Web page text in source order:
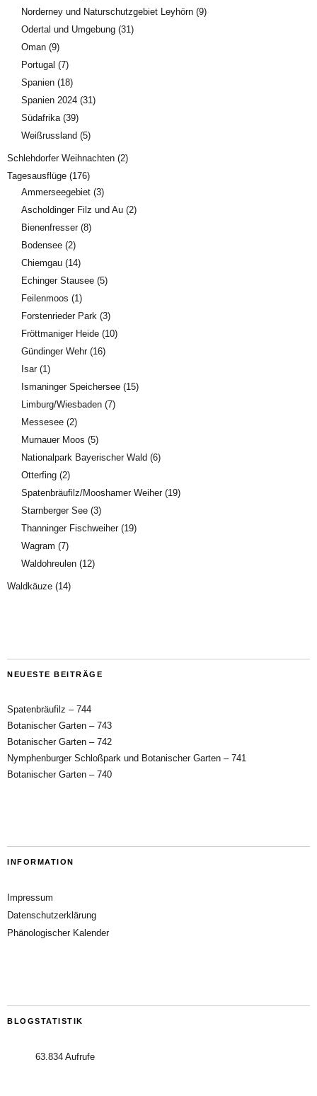
Norderney und Naturschutzgebiet Leyhörn (9)
Odertal und Umgebung (31)
Oman (9)
Portugal (7)
Spanien (18)
Spanien 2024 (31)
Südafrika (39)
Weißrussland (5)
Schlehdorfer Weihnachten (2)
Tagesausflüge (176)
Ammerseegebiet (3)
Ascholdinger Filz und Au (2)
Bienenfresser(8)
Bodensee (2)
Chiemgau (14)
Echinger Stausee (5)
Feilenmoos (1)
Forstenrieder Park (3)
Fröttmaniger Heide (10)
Gündinger Wehr(16)
Isar(1)
Ismaninger Speichersee (15)
Limburg/Wiesbaden (7)
Messesee (2)
Murnauer Moos (5)
Nationalpark Bayerischer Wald (6)
Otterfing (2)
Spatenbräufilz/Mooshamer Weiher(19)
Starnberger See (3)
Thanninger Fischweiher(19)
Wagram (7)
Waldohreulen (12)
Waldkäuze (14)
NEUESTE BEITRÄGE
Spatenbräufilz – 744
Botanischer Garten – 743
Botanischer Garten – 742
Nymphenburger Schloßpark und Botanischer Garten – 741
Botanischer Garten – 740
INFORMATION
Impressum
Datenschutzerklärung
Phänologischer Kalender
BLOGSTATISTIK
63.834 Aufrufe